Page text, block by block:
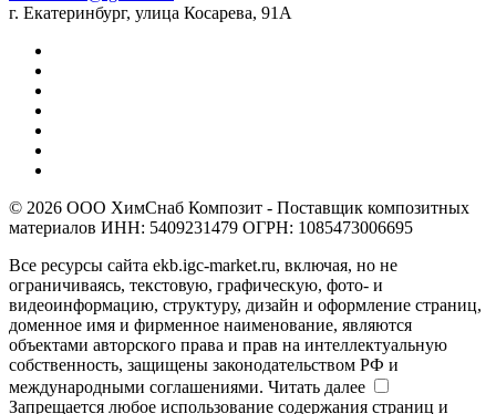
г. Екатеринбург, улица Косарева, 91А
© 2026 ООО ХимСнаб Композит - Поставщик композитных
материалов ИНН: 5409231479 ОГРН: 1085473006695
Все ресурсы сайта ekb.igc-market.ru, включая, но не
ограничиваясь, текстовую, графическую, фото- и
видеоинформацию, структуру, дизайн и оформление страниц,
доменное имя и фирменное наименование, являются
объектами авторского права и прав на интеллектуальную
собственность, защищены законодательством РФ и
международными соглашениями. Читать далее
Запрещается любое использование содержания страниц и